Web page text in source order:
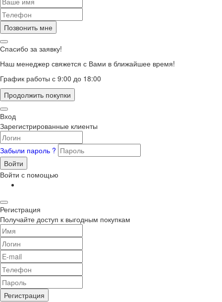
Позвонить мне
Спасибо за заявку!
Наш менеджер свяжется с Вами в ближайшее время!
График работы с 9:00 до 18:00
Продолжить покупки
Вход
Зарегистрированные клиенты
Забыли пароль ?
Войти
Войти с помощью
Регистрация
Получайте доступ к выгодным покупкам
Регистрация